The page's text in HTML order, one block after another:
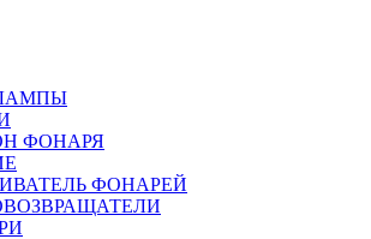
ФОНАРЯ
ФОНАРЕЙ